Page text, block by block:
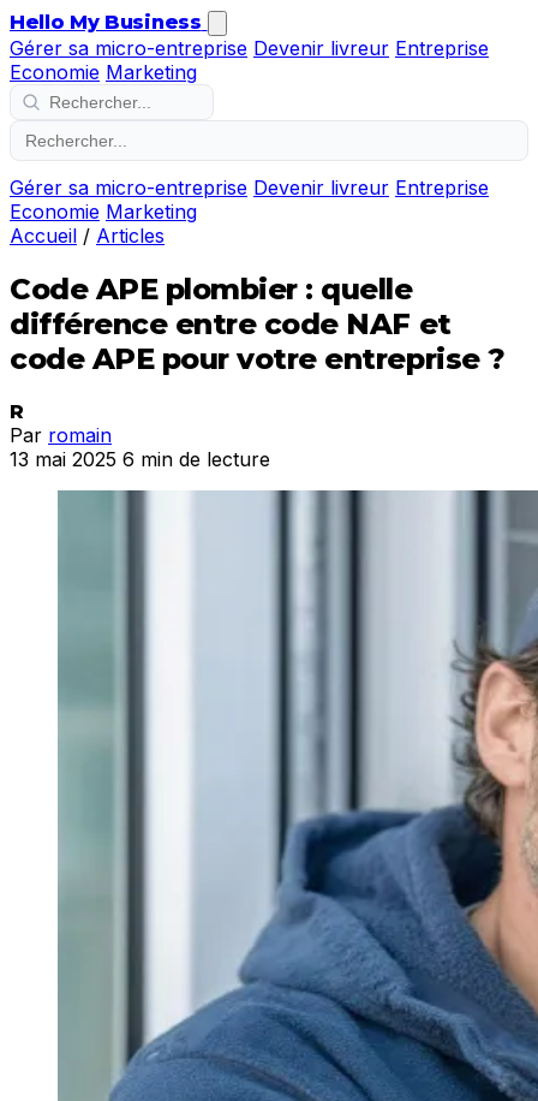
Hello My Business
Gérer sa micro-entreprise Devenir livreur Entreprise
Economie Marketing
Gérer sa micro-entreprise Devenir livreur Entreprise
Economie Marketing
Accueil / Articles
Code APE plombier : quelle
différence entre code NAF et
code APE pour votre entreprise ?
R
Par romain
13 mai 2025 6 min de lecture